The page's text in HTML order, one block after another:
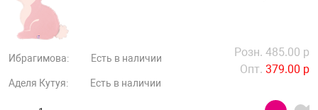
Ибрагимова: Есть в наличии
Аделя Кутуя: Есть в наличии
Розн. 485.00 р
Опт. 379.00 р